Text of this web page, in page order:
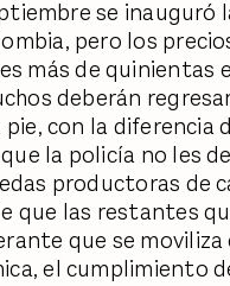
se inauguró
pero los
más de quinientas
deberán
con la diferencia
la policía no les
productoras de
que las restantes
que se
el cumplimiento